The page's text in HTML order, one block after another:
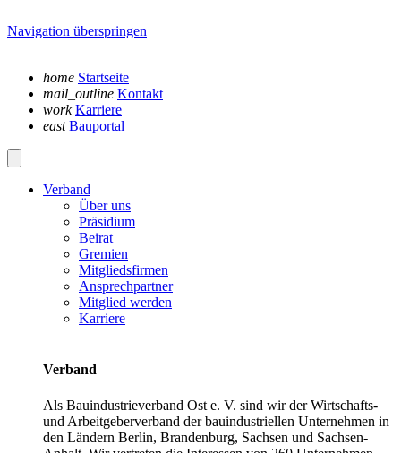
Navigation überspringen
home Startseite
mail_outline Kontakt
work Karriere
east Bauportal
Verband
Über uns
Präsidium
Beirat
Gremien
Mitgliedsfirmen
Ansprechpartner
Mitglied werden
Karriere
Verband
Als Bauindustrieverband Ost e. V. sind wir der Wirtschafts-
und Arbeitgeberverband der bauindustriellen Unternehmen in
den Ländern Berlin, Brandenburg, Sachsen und Sachsen-